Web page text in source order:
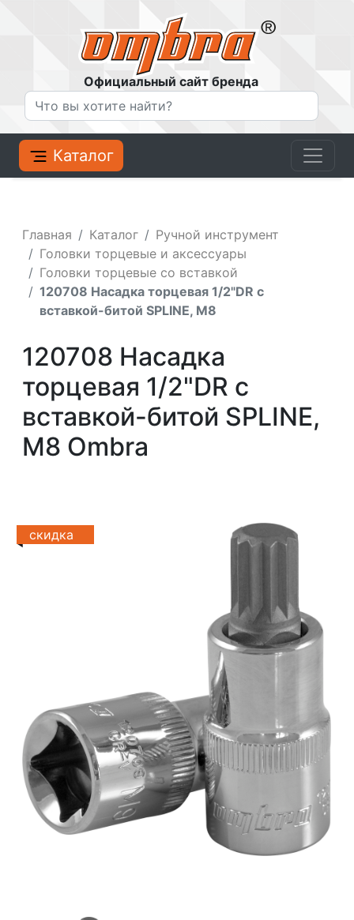
Официальный сайт бренда
Каталог
Главная Каталог
Ручной инструмент
Головки торцевые и аксессуары
Головки торцевые со вставкой
120708 Насадка торцевая 1/2"DR с
вставкой-битой SPLINE, M8
120708 Насадка
торцевая 1/2"DR с
вставкой-битой SPLINE,
M8 Ombra
скидка